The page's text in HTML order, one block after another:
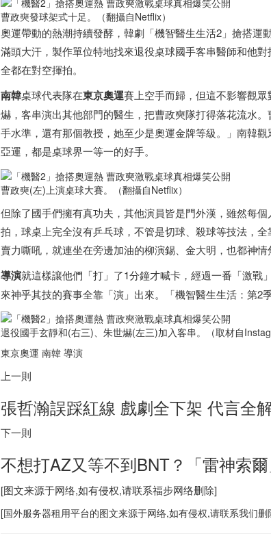
曹政奭發球架式十足。（翻攝自Netflix）
奧運帶動的熱潮持續發酵，韓劇「機智醫生生活2」搶搭
滿頭大汗，製作單位特地找來退役桌球國手客串醫師和他
全都在對空揮拍。
南韓桌球代表隊在東京奧運賽上空手而歸，但這不影響觀
爀，客串演出其他部門的醫生，把曹政奭隊打得落花流水
手水準，還有那個教授，她至少是奧運金牌等級。」南韓
亞運，都是桌球界一等一的好手。
曹政奭(左)上演桌球大賽。（翻攝自Netflix）
但除了國手們擁有真功夫，其他演員皆是門外漢，雖然每
拍，球桌上完全沒有乒乓球，不管是切球、殺球等技法，
賣力嘶吼，就連坐在旁邊加油的柳演錫、金大明，也都神情
導演就這樣讓他們「打」了1分鐘才喊卡，經過一番「激
來神乎其技的賽事全靠「演」出來。「機智醫生生活：第2
退役國手玄靜和(右三)、朱世爀(左三)加入客串。（取材自
東京奧運 南韓 導演
上一則
張哲瀚誤踩紅線 戲劇全下架 代言全
下一則
不想打AZ又等不到BNT？「雷神索
[图文来源于网络,如有侵权,请联系福步网络删除]
[国外服务器租用平台的图文来源于网络,如有侵权,请联系我们删